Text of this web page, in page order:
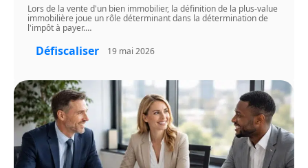
Lors de la vente d'un bien immobilier, la définition de la plus-value
immobilière joue un rôle déterminant dans la détermination de
l'impôt à payer.…
Défiscaliser 19 mai 2026